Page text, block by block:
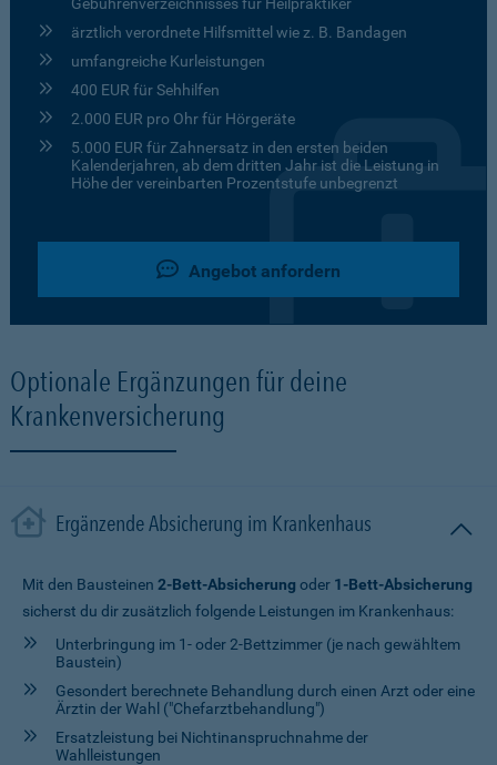
ärztlich verordnete Hilfsmittel wie z. B. Bandagen
umfangreiche Kurleistungen
400 EUR für Sehhilfen
2.000 EUR pro Ohr für Hörgeräte
5.000 EUR für Zahnersatz in den ersten beiden
Kalenderjahren, ab dem dritten Jahr ist die Leistung in
Höhe der vereinbarten Prozentstufe unbegrenzt
Angebot anfordern
Optionale Ergänzungen für deine
Krankenversicherung
Ergänzende Absicherung im Krankenhaus
Mit den Bausteinen 2-Bett-Absicherung oder 1-Bett-Absicherung
sicherst du dir zusätzlich folgende Leistungen im Krankenhaus:
Unterbringung im 1- oder 2-Bettzimmer (je nach gewähltem
Baustein)
Gesondert berechnete Behandlung durch einen Arzt oder eine
Ärztin der Wahl ("Chefarztbehandlung")
Ersatzleistung bei Nichtinanspruchnahme der
Wahlleistungen